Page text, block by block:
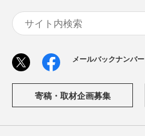
メールバックナンバー
寄稿・取材企画募集